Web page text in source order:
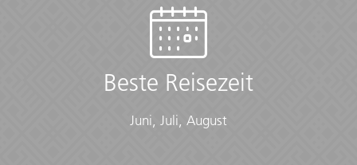
Beste Reisezeit
Juni, Juli, August